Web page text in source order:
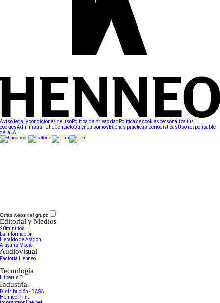
Aviso legal y condiciones de usoPolítica de privacidad Política de cookiespersonaliza tus
cookiesAdministrar UtiqContactoQuiénes somos Buenas prácticas periodísticasUso responsable
de la IA
Otras webs del grupo
Editorial y Medios
20minutos
La Información
Heraldo de Aragón
Alayans Media
Audiovisual
Factoría Henneo
Tecnología
Hiberus TI
Industrial
Distribución - DASA
Henneo Print